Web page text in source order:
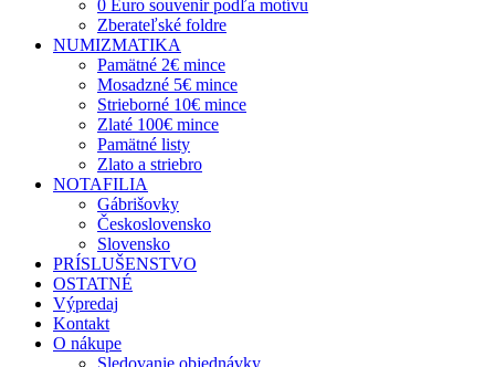
0 Euro souvenir podľa motívu
Zberateľské foldre
NUMIZMATIKA
Pamätné 2€ mince
Mosadzné 5€ mince
Strieborné 10€ mince
Zlaté 100€ mince
Pamätné listy
Zlato a striebro
NOTAFILIA
Gábrišovky
Československo
Slovensko
PRÍSLUŠENSTVO
OSTATNÉ
Výpredaj
Kontakt
O nákupe
Sledovanie objednávky